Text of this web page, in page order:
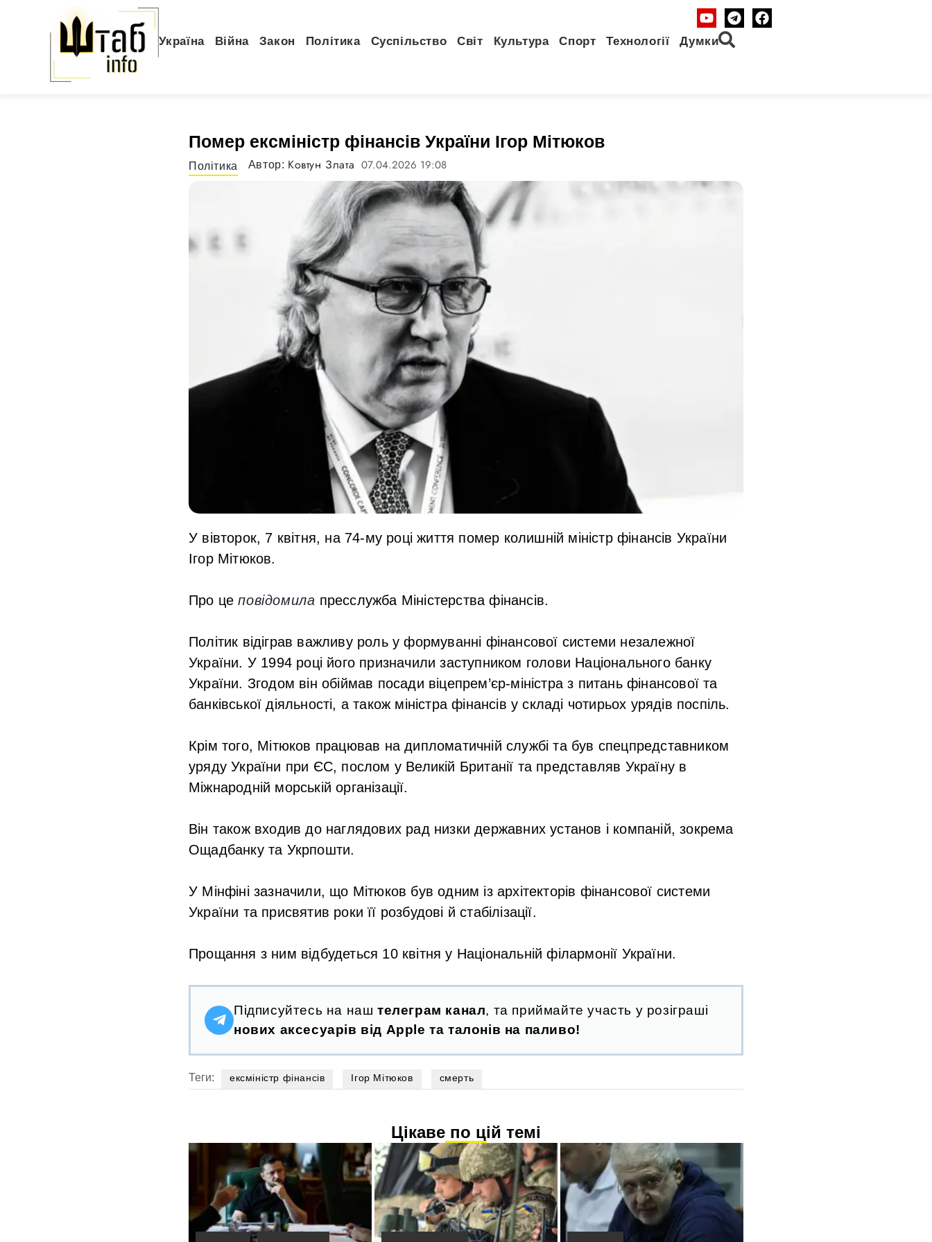
Україна Війна Закон Політика Суспільство Світ Культура Спорт Технології Думки
Помер ексміністр фінансів України Ігор Мітюков
Політика Автор: Ковтун Злата 07.04.2026 19:08
У вівторок, 7 квітня, на 74-му році життя помер колишній міністр фінансів України
Ігор Мітюков.
Про цеповідомила пресслужба Міністерства фінансів.
Політик відіграв важливу роль у формуванні фінансової системи незалежної
України. У 1994 році його призначили заступником голови Національного банку
України. Згодом він обіймав посади віцепрем’єр-міністра з питань фінансової та
банківської діяльності, а також міністра фінансів у складі чотирьох урядів поспіль.
Крім того, Мітюков працював на дипломатичній службі та був спецпредставником
уряду України при ЄС, послом у Великій Британії та представляв Україну в
Міжнародній морській організації.
Він також входив до наглядових рад низки державних установ і компаній, зокрема
Ощадбанку та Укрпошти.
У Мінфіні зазначили, що Мітюков був одним із архітекторів фінансової системи
України та присвятив роки її розбудові й стабілізації.
Прощання з ним відбудеться 10 квітня у Національній філармонії України.
Підписуйтесь на наш телеграм канал, та приймайте участь у розіграші
нових аксесуарів від Apple та талонів на паливо!
Теги: ексміністр фінансів Ігор Мітюков смерть
Цікаве по цій темі